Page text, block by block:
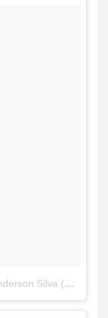
Film zamieszczony przez użytkownika Anderson Silva (@spiderandersonsilva)